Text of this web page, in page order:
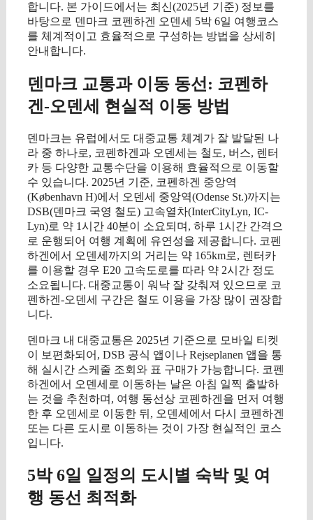
합니다. 본 가이드에서는 최신(2025년 기준) 정보를
바탕으로 덴마크 코펜하겐 오덴세 5박 6일 여행코스
를 체계적이고 효율적으로 구성하는 방법을 상세히
안내합니다.
덴마크 교통과 이동 동선: 코펜하
겐-오덴세 현실적 이동 방법
덴마크는 유럽에서도 대중교통 체계가 잘 발달된 나
라 중 하나로, 코펜하겐과 오덴세는 철도, 버스, 렌터
카 등 다양한 교통수단을 이용해 효율적으로 이동할
수 있습니다. 2025년 기준, 코펜하겐 중앙역
(København H)에서 오덴세 중앙역(Odense St.)까지는
DSB(덴마크 국영 철도) 고속열차(InterCityLyn, IC-
Lyn)로 약 1시간 40분이 소요되며, 하루 1시간 간격으
로 운행되어 여행 계획에 유연성을 제공합니다. 코펜
하겐에서 오덴세까지의 거리는 약 165km로, 렌터카
를 이용할 경우 E20 고속도로를 따라 약 2시간 정도
소요됩니다. 대중교통이 워낙 잘 갖춰져 있으므로 코
펜하겐-오덴세 구간은 철도 이용을 가장 많이 권장합
니다.
덴마크 내 대중교통은 2025년 기준으로 모바일 티켓
이 보편화되어, DSB 공식 앱이나 Rejseplanen 앱을 통
해 실시간 스케줄 조회와 표 구매가 가능합니다. 코펜
하겐에서 오덴세로 이동하는 날은 아침 일찍 출발하
는 것을 추천하며, 여행 동선상 코펜하겐을 먼저 여행
한 후 오덴세로 이동한 뒤, 오덴세에서 다시 코펜하겐
또는 다른 도시로 이동하는 것이 가장 현실적인 코스
입니다.
5박 6일 일정의 도시별 숙박 및 여
행 동선 최적화